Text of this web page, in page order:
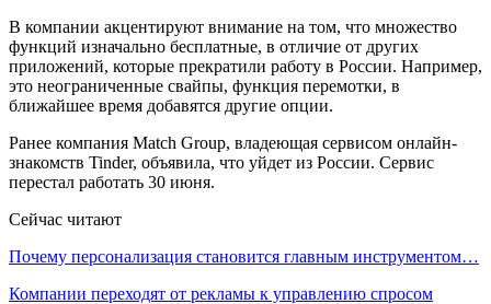
В компании акцентируют внимание на том, что множество
функций изначально бесплатные, в отличие от других
приложений, которые прекратили работу в России. Например,
это неограниченные свайпы, функция перемотки, в
ближайшее время добавятся другие опции.
Ранее компания Match Group, владеющая сервисом онлайн-
знакомств Tinder, объявила, что уйдет из России. Сервис
перестал работать 30 июня.
Сейчас читают
Почему персонализация становится главным инструментом…
Компании переходят от рекламы к управлению спросом